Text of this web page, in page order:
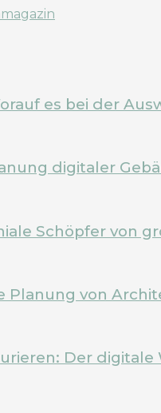
es bei der
digitaler
Schöpfer von
Planung von
Der digitale